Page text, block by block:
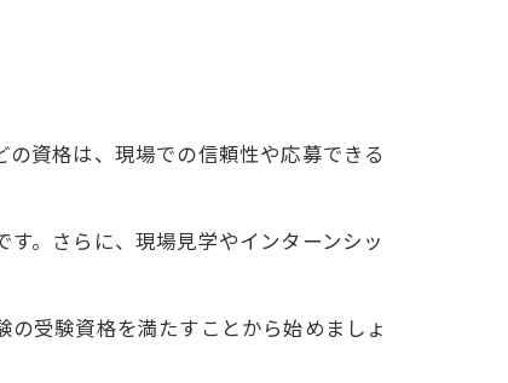
資格は、現場での信頼性や応募できる
。さらに、現場見学やインターンシッ
受験資格を満たすことから始めましょ